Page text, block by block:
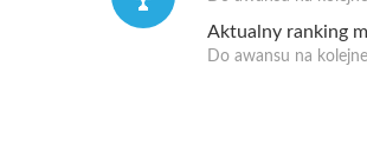
Aktualny ranking
Do awansu na